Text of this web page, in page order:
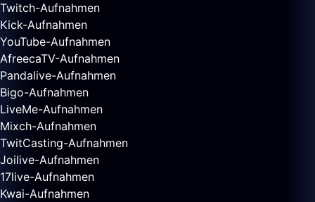
Twitch-Aufnahmen
Kick-Aufnahmen
YouTube-Aufnahmen
AfreecaTV-Aufnahmen
Pandalive-Aufnahmen
Bigo-Aufnahmen
LiveMe-Aufnahmen
Mixch-Aufnahmen
TwitCasting-Aufnahmen
Joilive-Aufnahmen
17live-Aufnahmen
Kwai-Aufnahmen